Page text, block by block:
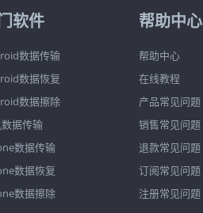
申请。我们会迅速审核您的申请。
软件
数据传输
数据恢复
数据擦除
据传输
数据传输
数据恢复
数据擦除
帮助中心
帮助中心
在线教程
产品常见问题
销售常见问题
退款常见问题
订阅常见问题
注册常见问题